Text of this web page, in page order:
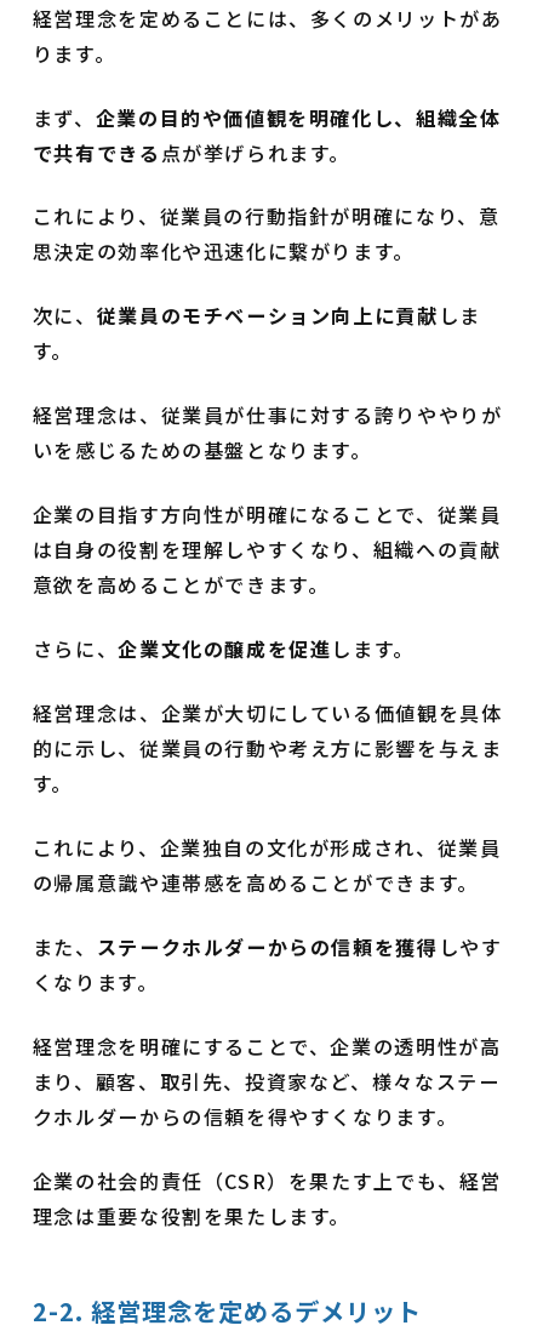
経営理念を定めることには、多くのメリットがあ
ります。
まず、 企業の目的や価値観を明確化し、組織全体
で共有できる 点が挙げられます。
これにより、従業員の行動指針が明確になり、意
思決定の効率化や迅速化に繋がります。
次に、 従業員のモチベーション向上に貢献 しま
す。
経営理念は、従業員が仕事に対する誇りややりが
いを感じるための基盤となります。
企業の目指す方向性が明確になることで、従業員
は自身の役割を理解しやすくなり、組織への貢献
意欲を高めることができます。
さらに、企業文化の醸成を促進 します。
経営理念は、企業が大切にしている価値観を具体
的に示し、従業員の行動や考え方に影響を与えま
す。
これにより、企業独自の文化が形成され、従業員
の帰属意識や連帯感を高めることができます。
また、 ステークホルダーからの信頼を獲得 しやす
くなります。
経営理念を明確にすることで、企業の透明性が高
まり、顧客、取引先、投資家など、様々なステー
クホルダーからの信頼を得やすくなります。
企業の社会的責任（CSR）を果たす上でも、経営
理念は重要な役割を果たします。
2-2. 経営理念を定めるデメリット